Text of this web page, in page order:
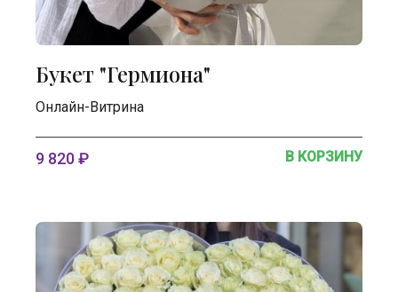
Букет "Гермиона"
Онлайн-Витрина
9 820 ₽ В КОРЗИНУ